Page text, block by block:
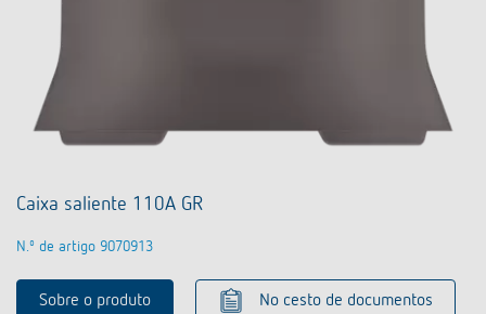
Caixa saliente 110A GR
N.º de artigo 9070913
Sobre o produto No cesto de documentos